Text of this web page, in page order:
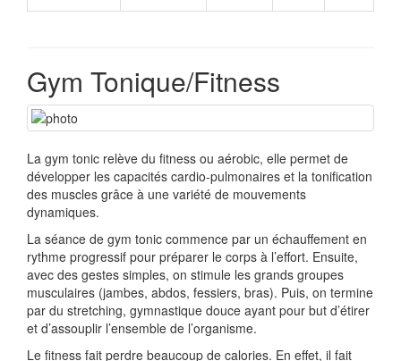
Gym Tonique/Fitness
La gym tonic relève du fitness ou aérobic, elle permet de
développer les capacités cardio-pulmonaires et la tonification
des muscles grâce à une variété de mouvements
dynamiques.
La séance de gym tonic commence par un échauffement en
rythme progressif pour préparer le corps à l’effort. Ensuite,
avec des gestes simples, on stimule les grands groupes
musculaires (jambes, abdos, fessiers, bras). Puis, on termine
par du stretching, gymnastique douce ayant pour but d’étirer
et d’assouplir l’ensemble de l’organisme.
Le fitness fait perdre beaucoup de calories. En effet, il fait